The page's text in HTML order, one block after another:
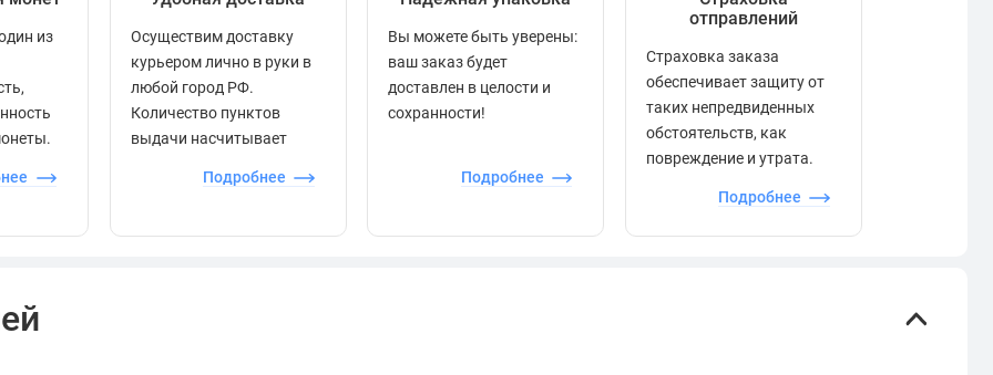
из
Осуществим доставку
курьером лично в руки в
любой город РФ.
Количество пунктов
выдачи насчитывает
всей стране.
Подробнее
Вы можете быть уверены:
ваш заказ будет
доставлен в целости и
сохранности!
Подробнее
отправлений
Страховка заказа
обеспечивает защиту от
таких непредвиденных
обстоятельств, как
повреждение и утрата.
Подробнее